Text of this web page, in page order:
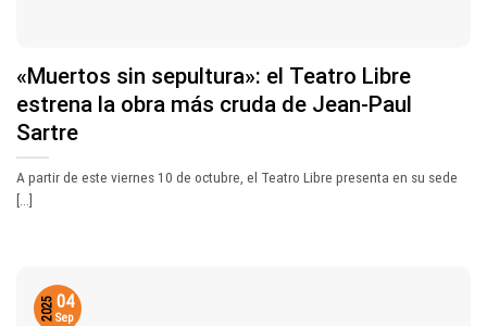
«Muertos sin sepultura»: el Teatro Libre
estrena la obra más cruda de Jean-Paul
Sartre
A partir de este viernes 10 de octubre, el Teatro Libre presenta en su sede
[...]
04
Sep
2025